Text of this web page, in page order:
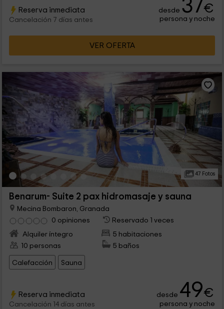
Reserva inmediata
Cancelación 7 días antes
desde 37€
persona y noche
VER OFERTA
47 Fotos
Benarum- Suite 2 pax hidromasaje y sauna
Mecina Bombaron, Granada
0 opiniones
Reservado 1 veces
Alquiler íntegro
5 habitaciones
10 personas
5 baños
Calefacción Sauna
Reserva inmediata
Cancelación 14 días antes
desde 49€
persona y noche